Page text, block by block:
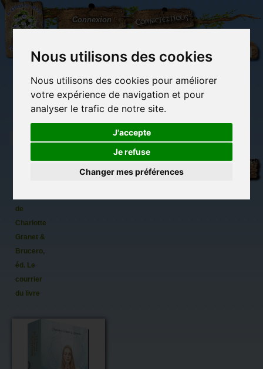
Nous utilisons des cookies
Nous utilisons des cookies pour améliorer
votre expérience de navigation et pour
analyser le trafic de notre site.
J'accepte
Je refuse
Changer mes préférences
L'Arbre
aux
100.000
Connexion Contactez-nous
(vide)
Librairie des
Carterie
originale
Activités
détente et jeux
Objets déco et
de
Charlotte
Granet &
Brucero,
éd. Le
courrier
du livre